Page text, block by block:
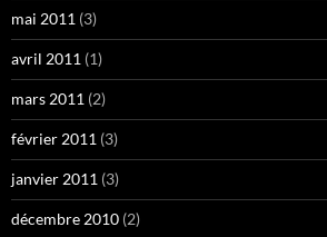
mai 2011 (3)
avril 2011 (1)
mars 2011 (2)
février 2011 (3)
janvier 2011 (3)
décembre 2010 (2)